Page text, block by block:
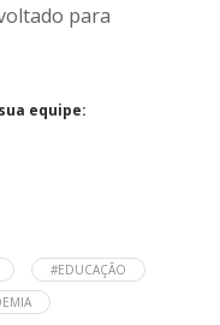
para
equipe:
#EDUCAÇÃO